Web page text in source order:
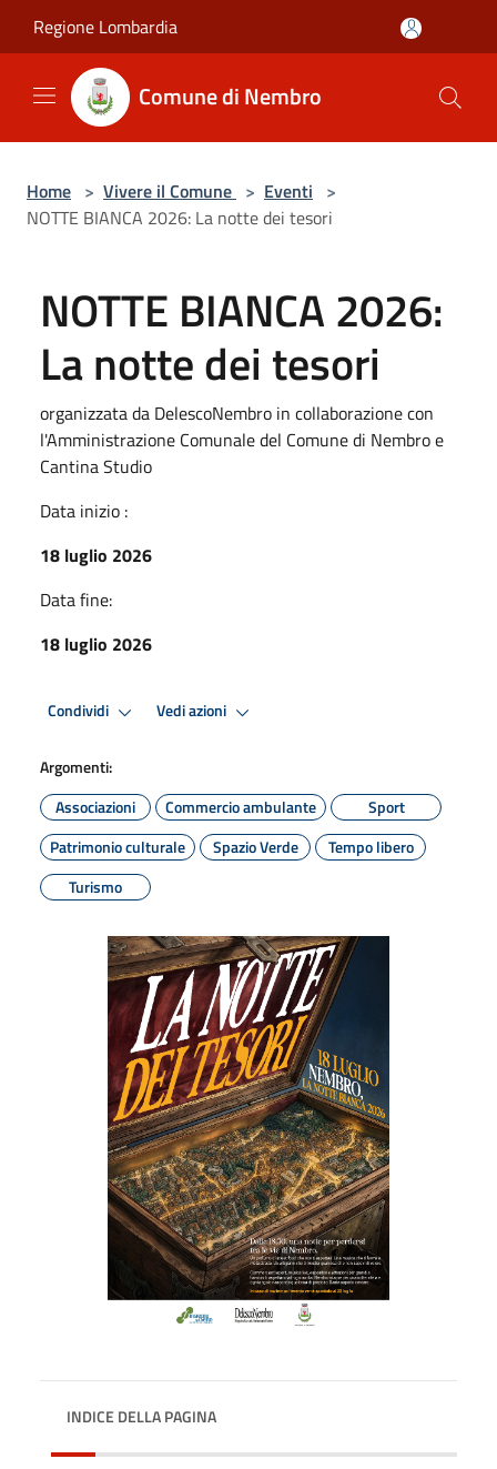
Regione Lombardia
Comune di Nembro
Home > Vivere il Comune > Eventi >
NOTTE BIANCA 2026: La notte dei tesori
NOTTE BIANCA 2026:
La notte dei tesori
organizzata da DelescoNembro in collaborazione con
l'Amministrazione Comunale del Comune di Nembro e
Cantina Studio
Data inizio :
18 luglio 2026
Data fine:
18 luglio 2026
Condividi Vedi azioni
Argomenti:
Associazioni
Commercio ambulante
Sport
Patrimonio culturale
Spazio Verde
Tempo libero
Turismo
INDICE DELLA PAGINA